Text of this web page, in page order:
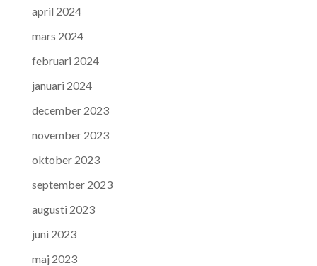
april 2024
mars 2024
februari 2024
januari 2024
december 2023
november 2023
oktober 2023
september 2023
augusti 2023
juni 2023
maj 2023